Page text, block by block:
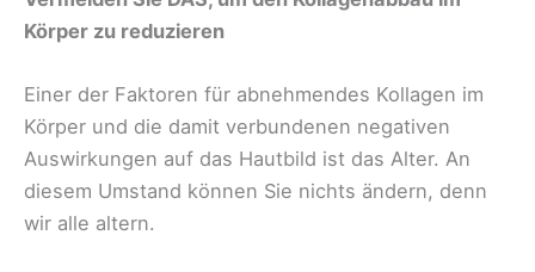
Körper zu reduzieren
Einer der Faktoren für abnehmendes Kollagen im
Körper und die damit verbundenen negativen
Auswirkungen auf das Hautbild ist das Alter. An
diesem Umstand können Sie nichts ändern, denn
wir alle altern.